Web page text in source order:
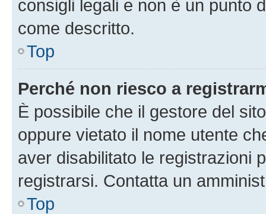
consigli legali e non è un punto
come descritto.
Top
Perché non riesco a
È possibile che il gestore del
oppure vietato il nome utente
aver disabilitato le registrazioni
registrarsi. Contatta un
Top